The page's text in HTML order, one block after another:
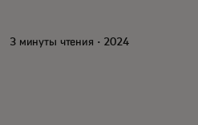
3 минуты чтения · 2024